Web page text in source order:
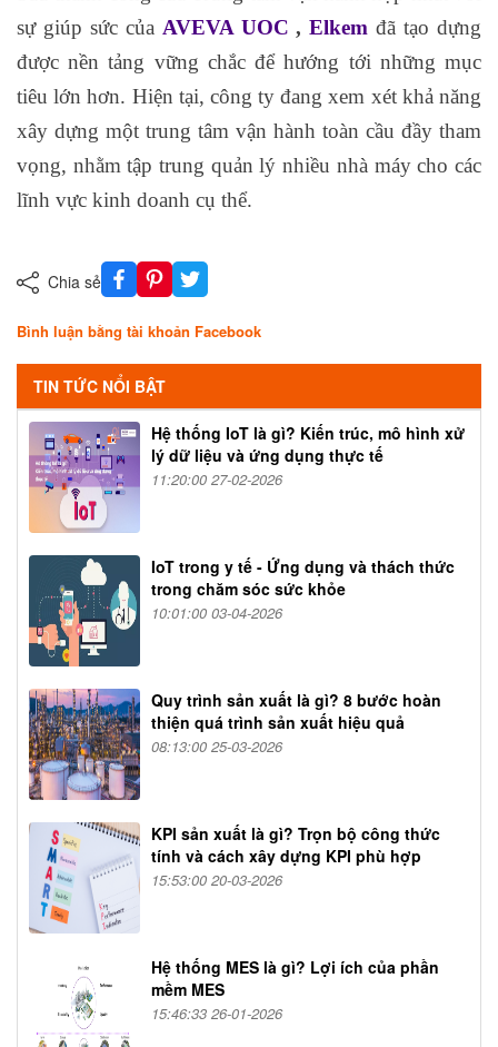
sự giúp sức của AVEVA UOC ,Elkem đã tạo dựng
được nền tảng vững chắc để hướng tới những mục
tiêu lớn hơn. Hiện tại, công ty đang xem xét khả năng
xây dựng một trung tâm vận hành toàn cầu đầy tham
vọng, nhằm tập trung quản lý nhiều nhà máy cho các
lĩnh vực kinh doanh cụ thể.
Chia sẻ
Bình luận bằng tài khoản Facebook
TIN TỨC NỔI BẬT
Hệ thống IoT là gì? Kiến trúc, mô hình xử
lý dữ liệu và ứng dụng thực tế
11:20:00 27-02-2026
IoT trong y tế - Ứng dụng và thách thức
trong chăm sóc sức khỏe
10:01:00 03-04-2026
Quy trình sản xuất là gì? 8 bước hoàn
thiện quá trình sản xuất hiệu quả
08:13:00 25-03-2026
KPI sản xuất là gì? Trọn bộ công thức
tính và cách xây dựng KPI phù hợp
15:53:00 20-03-2026
Hệ thống MES là gì? Lợi ích của phần
mềm MES
15:46:33 26-01-2026